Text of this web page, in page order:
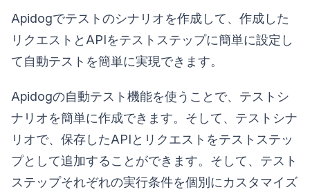
Apidogでテストのシナリオを作成して、作成した
リクエストとAPIをテストステップに簡単に設定し
て自動テストを簡単に実現できます。
Apidogの自動テスト機能を使うことで、テストシ
ナリオを簡単に作成できます。そして、テストシナ
リオで、保存したAPIとリクエストをテストステッ
プとして追加することができます。そして、テスト
ステップそれぞれの実行条件を個別にカスタマイズ